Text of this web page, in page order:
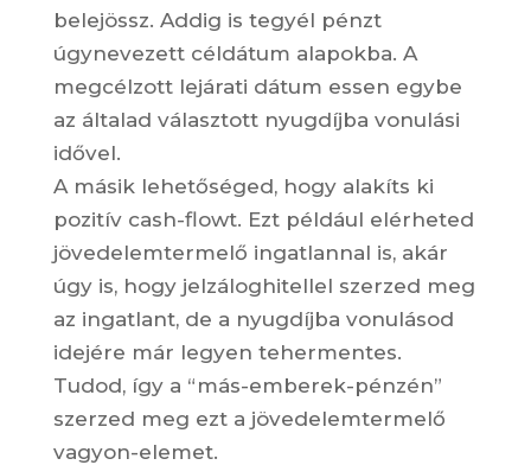
belejössz. Addig is tegyél pénzt
úgynevezett céldátum alapokba. A
megcélzott lejárati dátum essen egybe
az általad választott nyugdíjba vonulási
idővel.
A másik lehetőséged, hogy alakíts ki
pozitív cash-flowt. Ezt például elérheted
jövedelemtermelő ingatlannal is, akár
úgy is, hogy jelzáloghitellel szerzed meg
az ingatlant, de a nyugdíjba vonulásod
idejére már legyen tehermentes.
Tudod, így a “más-emberek-pénzén”
szerzed meg ezt a jövedelemtermelő
vagyon-elemet.